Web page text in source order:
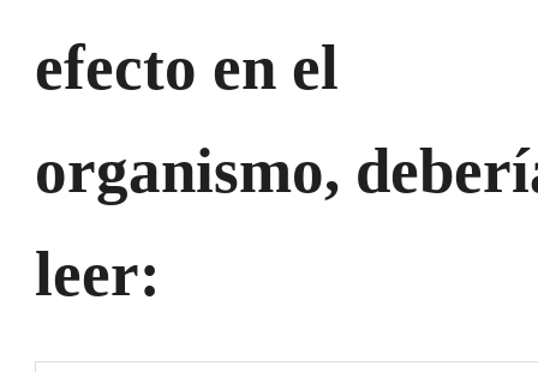
efecto en el
organismo,
leer: